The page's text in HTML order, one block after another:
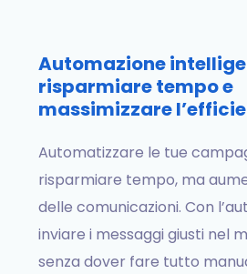
Automazione
risparmiare tempo e
massimizzare
Automatizzare le tue
risparmiare tempo, ma
delle comunicazioni. Con
inviare i messaggi giusti nel
senza dover fare tutto